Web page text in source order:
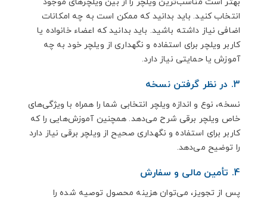
انتخاب کنید. باید بدانید که ممکن است به چه امکانات
اضافی نیاز داشته باشید. باید بدانید که اعضاء خانواده یا
کاربر ویلچر برای استفاده و نگهداری از ویلچر خود به چه
آموزش یا حمایتی نیاز دارد.
3. در نظر گرفتن نسخه
نسخه، نوع و اندازه ویلچر انتخابی شما را همراه با ویژگی‌های
خاص ویلچر برقی شرح می‌دهد. همچنین آموزش‌هایی را که
کاربر برای استفاده و نگهداری صحیح از ویلچر برقی نیاز دارد
را توضیح می‌دهد.
4. تأمین مالی و سفارش
پس از تجویز، می‌توان هزینه محصول توصیه‌ شده را